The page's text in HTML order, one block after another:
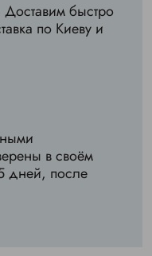
быстро
по Киеву и
в своём
дней, после